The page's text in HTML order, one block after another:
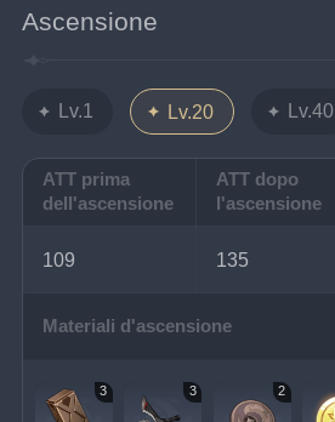
Ascensione
Lv.1 Lv.20 Lv.40
ATT prima
dell'ascensione
ATT dopo
l'ascensione
109 135
Materiali d'ascensione
3 3 2